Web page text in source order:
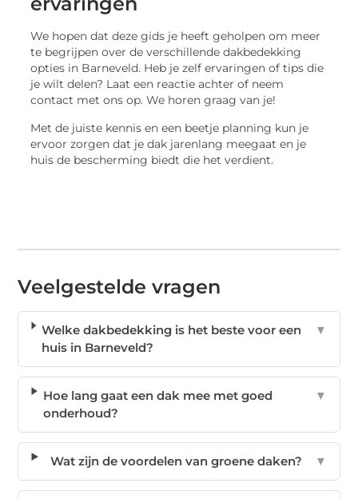
We hopen dat deze gids je heeft geholpen om meer
te begrijpen over de verschillende dakbedekking
opties in Barneveld. Heb je zelf ervaringen of tips die
je wilt delen? Laat een reactie achter of neem
contact met ons op. We horen graag van je!
Met de juiste kennis en een beetje planning kun je
ervoor zorgen dat je dak jarenlang meegaat en je
huis de bescherming biedt die het verdient.
Veelgestelde vragen
Welke dakbedekking is het beste voor een
huis in Barneveld?
▼
Hoe lang gaat een dak mee met goed
onderhoud?
▼
Wat zijn de voordelen van groene daken? ▼